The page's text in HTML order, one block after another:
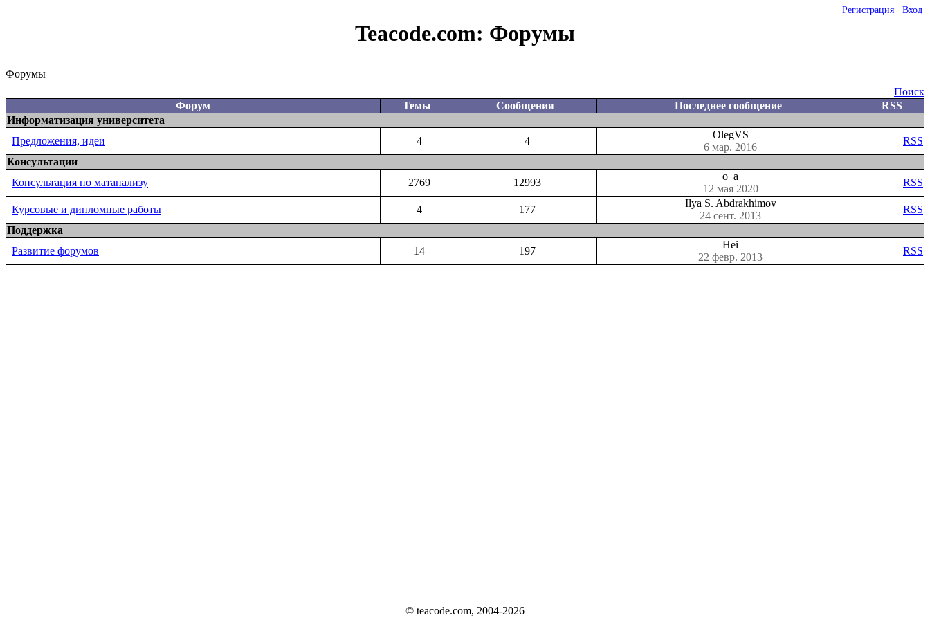
Регистрация Вход
Teacode.com: Форумы
Форумы
Поиск
Форум
Темы Сообщения Последнее сообщение
RSS
Информатизация университета
Предложения, идеи
4 4
OlegVS
6 мар. 2016
RSS
Консультации
Консультация по матанализу
2769 12993
o_a
12 мая 2020
RSS
Курсовые и дипломные работы 4 177
Ilya S. Abdrakhimov
24 сент. 2013
RSS
Поддержка
Развитие форумов
14 197
Hei
22 февр. 2013
RSS
© teacode.com, 2004-2026